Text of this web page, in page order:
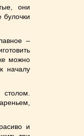
они
–
можно
началу
и